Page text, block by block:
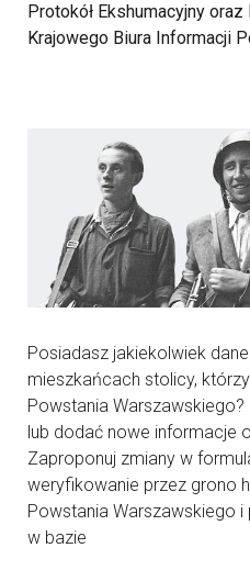
Protokół Ekshumacyjny
Krajowego Biura Informacji
Posiadasz jakiekolwiek
mieszkańcach stolicy,
Powstania
lub dodać nowe informacje
Zaproponuj zmiany w
weryfikowanie przez grono
Powstania Warszawskiego i
w bazie